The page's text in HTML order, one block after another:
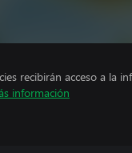
recibirán acceso a la
información